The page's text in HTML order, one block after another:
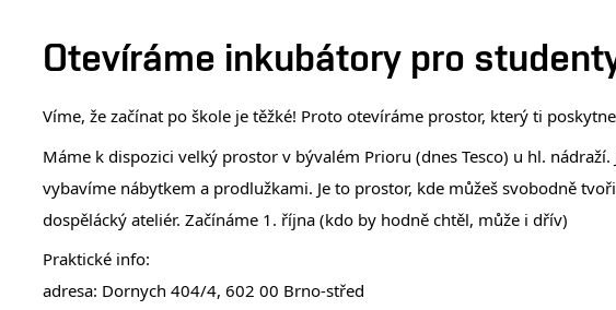
Otevíráme inkubátory pro
Víme, že začínat po škole je těžké! Proto otevíráme prostor, který ti
Máme k dispozici velký prostor v bývalém Prioru (dnes Tesco) u hl.
vybavíme nábytkem a prodlužkami. Je to prostor, kde můžeš svobodně
dospělácký ateliér. Začínáme 1. října (kdo by hodně chtěl, může i dřív)
Praktické info:
adresa: Dornych 404/4, 602 00 Brno-střed